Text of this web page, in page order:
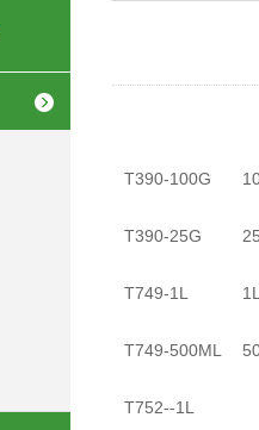
T390-100G
T390-25G
T749-1L
T749-500ML
T752--1L